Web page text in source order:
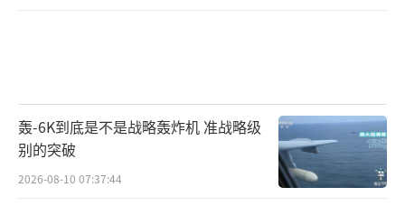
法选任“清算人”。清算人通常由律师或具备
专业资质的第三方担任，其职责是在法院监督
下接管原宗教法人全部财产、账册与法律事
务，停止除清算工作所必需之外的一切活动。
轰-6K到底是不是战略轰炸机 准战略级
别的突破
2026-08-10 07:37:44